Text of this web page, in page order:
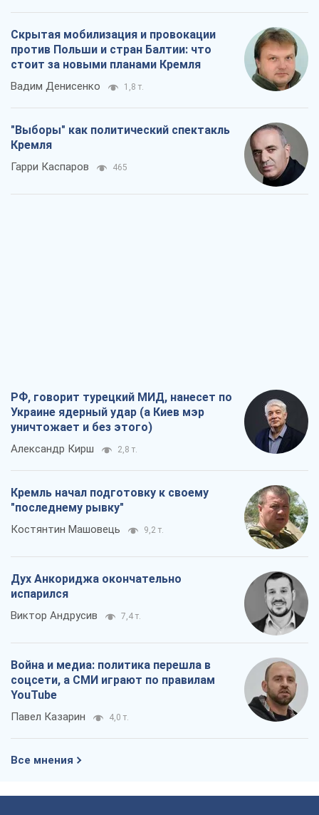
Скрытая мобилизация и провокации
против Польши и стран Балтии: что
стоит за новыми планами Кремля
Вадим Денисенко 1,8 т.
"Выборы" как политический спектакль
Кремля
Гарри Каспаров 465
РФ, говорит турецкий МИД, нанесет по
Украине ядерный удар (а Киев мэр
уничтожает и без этого)
Александр Кирш 2,8 т.
Кремль начал подготовку к своему
"последнему рывку"
Костянтин Машовець 9,2 т.
Дух Анкориджа окончательно
испарился
Виктор Андрусив 7,4 т.
Война и медиа: политика перешла в
соцсети, а СМИ играют по правилам
YouTube
Павел Казарин 4,0 т.
Все мнения